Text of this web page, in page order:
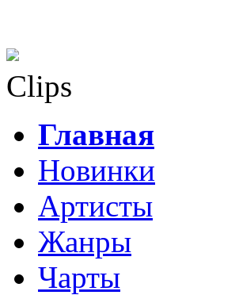
Clips
Главная
Новинки
Артисты
Жанры
Чарты